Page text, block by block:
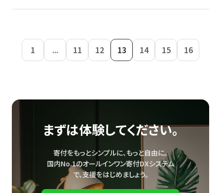
1 ... 11 12 13 14 15 16
まずは体験してください。
寄付をもっとシンプルに、もっと自由に。
国内No.1のオールインワン寄付DXシステム
で、支援をはじめましょう。